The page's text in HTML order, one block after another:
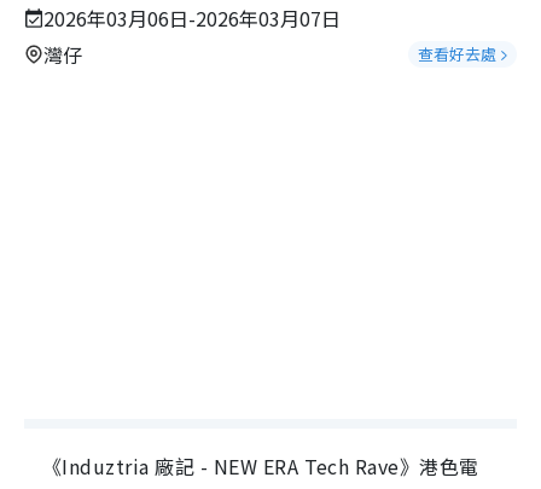
2026年03月06日-2026年03月07日
灣仔
查看好去處
《Induztria 廠記 - NEW ERA Tech Rave》港色電